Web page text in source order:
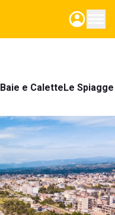
Baie e CaletteLe